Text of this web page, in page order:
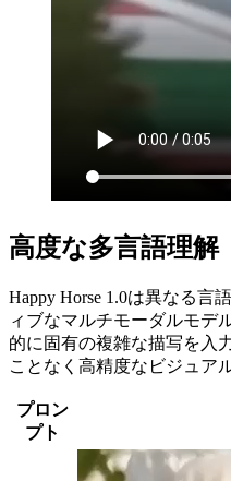
高度な多言語理解
Happy Horse 1.0は異なる言
ィブなマルチモーダルモデ
的に固有の複雑な描写を入
ことなく高精度なビジュア
プロン
プト